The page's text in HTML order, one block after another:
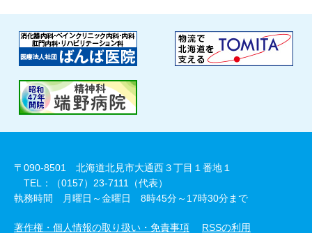
〒090-8501 北海道北見市大通西３丁目１番地１
TEL：（0157）23-7111（代表）
執務時間 月曜日～金曜日 8時45分～17時30分まで
著作権・個人情報の取り扱い・免責事項 RSSの利用